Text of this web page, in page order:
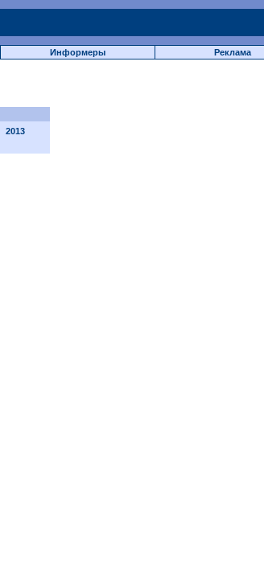
Информеры Реклама
2013